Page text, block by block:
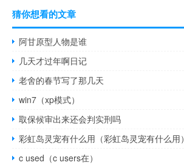
猜你想看的文章
阿甘原型人物是谁
几天才过年啊日记
老舍的春节写了那几天
win7（xp模式）
取保候审出来还会判实刑吗
彩虹岛灵宠有什么用（彩虹岛灵宠有什么用）
c used（c users在）